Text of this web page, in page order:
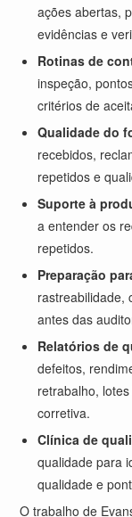
ações abertas,
evidências e
Rotinas de
inspeção,
critérios de
Qualidade do
recebidos,
repetidos e
Suporte à
a entender os
repetidos.
Preparação
rastreabilidade,
antes das
Relatórios de
defeitos,
retrabalho,
corretiva.
Clínica de
qualidade para
qualidade e
O trabalho de